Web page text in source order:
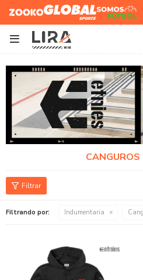
Zooko Global Sports
Somos
Futbol

CANGUROS
Filtrando por: Indumentaria